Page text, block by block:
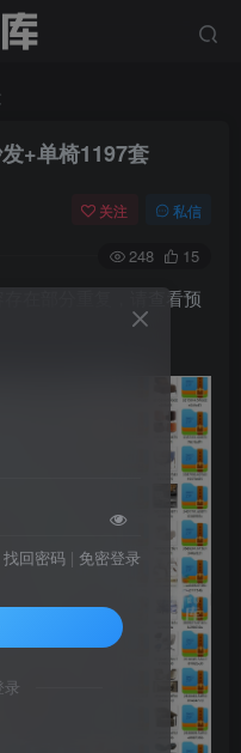
+单椅1197套
关注 私信
248 15
在部分重复，请查看预
找回密码 | 免密登录
录